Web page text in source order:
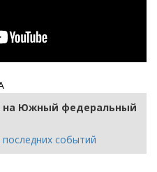
на Южный федеральный
событий